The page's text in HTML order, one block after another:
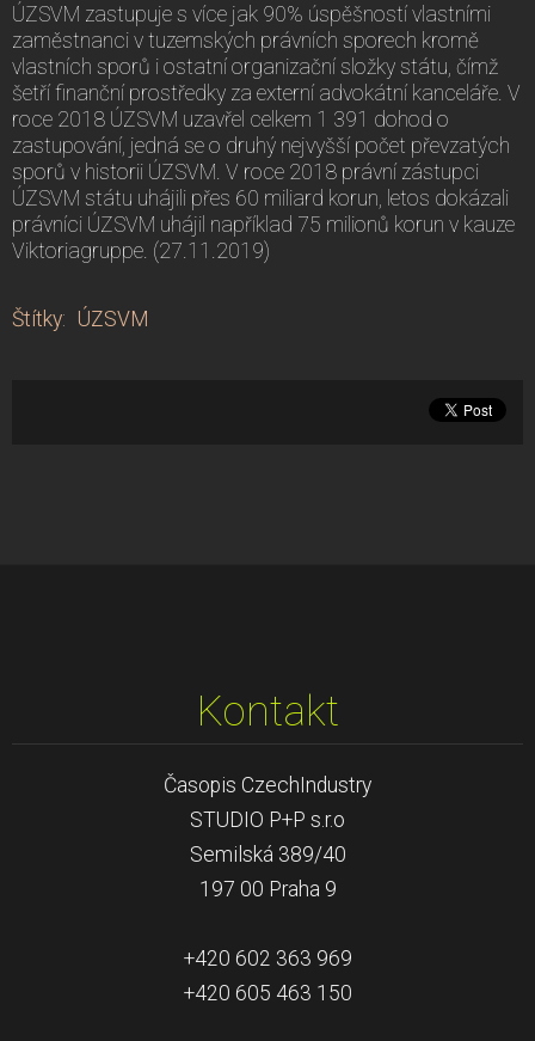
ÚZSVM zastupuje s více jak 90% úspěšností vlastními
zaměstnanci v tuzemských právních sporech kromě
vlastních sporů i ostatní organizační složky státu, čímž
šetří finanční prostředky za externí advokátní kanceláře. V
roce 2018 ÚZSVM uzavřel celkem 1 391 dohod o
zastupování, jedná se o druhý nejvyšší počet převzatých
sporů v historii ÚZSVM. V roce 2018 právní zástupci
ÚZSVM státu uhájili přes 60 miliard korun, letos dokázali
právníci ÚZSVM uhájil například 75 milionů korun v kauze
Viktoriagruppe. (27.11.2019)
Štítky: ÚZSVM
Kontakt
Časopis CzechIndustry
STUDIO P+P s.r.o
Semilská 389/40
197 00 Praha 9
+420 602 363 969
+420 605 463 150